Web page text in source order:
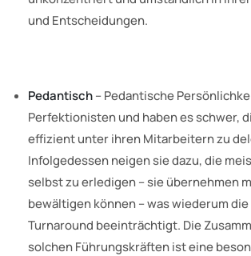
und Entscheidungen.
Pedantisch– Pedantische
Perfektionisten und haben es schwer,
effizient unter ihren Mitarbeitern zu
Infolgedessen neigen sie dazu, die
selbst zu erledigen – sie übernehmen
bewältigen können – was wiederum
Turnaround beeinträchtigt. Die
solchen Führungskräften ist eine